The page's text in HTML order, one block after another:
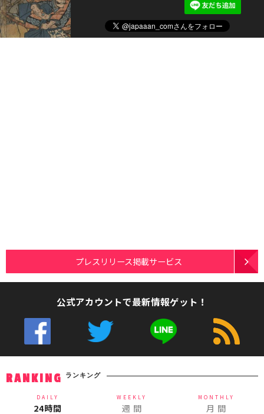
プレスリリース掲載サービス
公式アカウントで最新情報ゲット！
RANKING ランキング
DAILY
24時間
WEEKLY
週 間
MONTHLY
月 間